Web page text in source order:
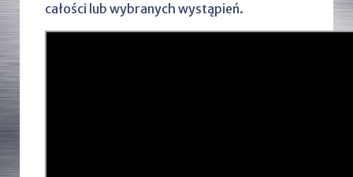
całości lub wybranych wystąpień.